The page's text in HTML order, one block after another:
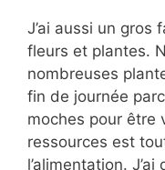
J’ai aussi un gros
fleurs et plantes.
nombreuses
fin de journée
moches pour être
ressources est
l’alimentation.